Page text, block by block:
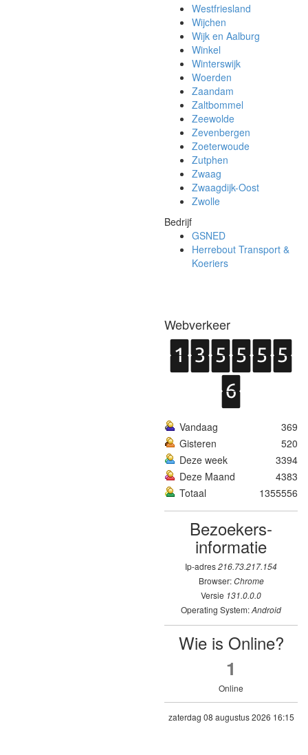
Westfriesland
Wijchen
Wijk en Aalburg
Winkel
Winterswijk
Woerden
Zaandam
Zaltbommel
Zeewolde
Zevenbergen
Zoeterwoude
Zutphen
Zwaag
Zwaagdijk-Oost
Zwolle
Bedrijf
GSNED
Herrebout Transport &
Koeriers
Webverkeer
Vandaag
369
Gisteren
520
Deze week
3394
Deze Maand
4383
Totaal
1355556
Bezoekers­
informatie
Ip-adres216.73.217.154
Browser:Chrome
Versie 131.0.0.0
Operating System:Android
Wie is Online?
1
Online
zaterdag 08 augustus 2026 16:15